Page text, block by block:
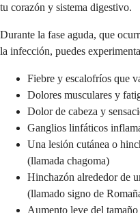
tu corazón y sistema digestivo.
Durante la fase aguda, que
la infección, puedes
Fiebre y escalofríos que
Dolores musculares y
Dolor de cabeza y
Ganglios linfáticos
Una lesión cutánea o
(llamada chagoma)
Hinchazón alrededor de
(llamado signo de
Aumento leve del